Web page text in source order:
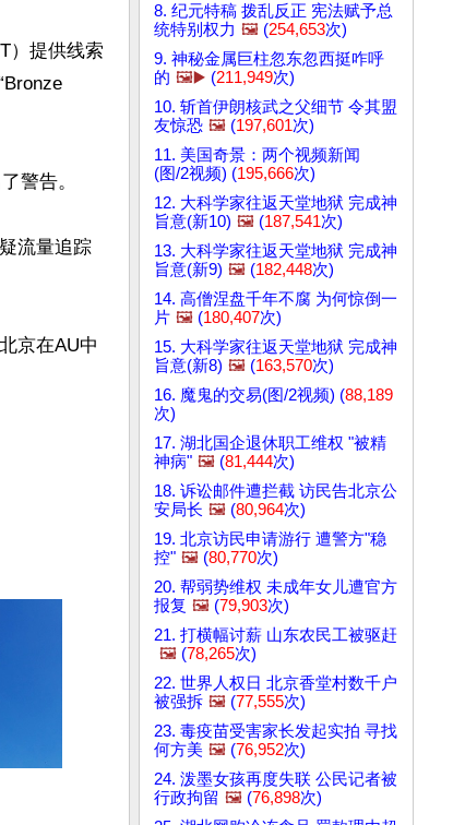
）提供线索
警告。
流量追踪
京在AU中
8. 纪元特稿 拨乱反正 宪法赋予总
统特别权力 🖼️ (254,653次)
9. 神秘金属巨柱忽东忽西挺咋呼
的 🖼️▶️ (211,949次)
10. 斩首伊朗核武之父细节 令其盟
友惊恐 🖼️ (197,601次)
11. 美国奇景：两个视频新闻
(图/2视频) (195,666次)
12. 大科学家往返天堂地狱 完成神
旨意(新10) 🖼️ (187,541次)
13. 大科学家往返天堂地狱 完成神
旨意(新9) 🖼️ (182,448次)
14. 高僧涅盘千年不腐 为何惊倒一
片 🖼️ (180,407次)
15. 大科学家往返天堂地狱 完成神
旨意(新8) 🖼️ (163,570次)
16. 魔鬼的交易(图/2视频) (88,189
次)
17. 湖北国企退休职工维权 "被精
神病" 🖼️ (81,444次)
18. 诉讼邮件遭拦截 访民告北京公
安局长 🖼️ (80,964次)
19. 北京访民申请游行 遭警方"稳
控" 🖼️ (80,770次)
20. 帮弱势维权 未成年女儿遭官方
报复 🖼️ (79,903次)
21. 打横幅讨薪 山东农民工被驱赶
🖼️ (78,265次)
22. 世界人权日 北京香堂村数千户
被强拆 🖼️ (77,555次)
23. 毒疫苗受害家长发起实拍 寻找
何方美 🖼️ (76,952次)
24. 泼墨女孩再度失联 公民记者被
行政拘留 🖼️ (76,898次)